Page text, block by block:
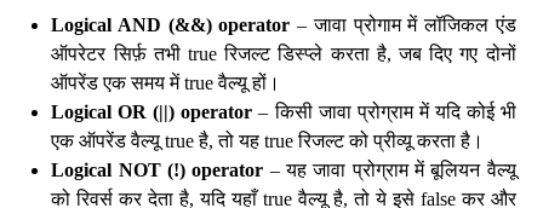
Logical AND (&&) operator – जावा प्रोगाम में लॉजिकल एंड
ऑपरेटर सिर्फ़ तभी true रिजल्ट डिस्प्ले करता है, जब दिए गए दोनों
ऑपरेंड एक समय में true वैल्यू हों।
Logical OR (||) operator – किसी जावा प्रोग्राम में यदि कोई भी
एक ऑपरेंड वैल्यू true है, तो यह true रिजल्ट को प्रीव्यू करता है।
Logical NOT (!) operator – यह जावा प्रोग्राम में बूलियन वैल्यू
को रिवर्स कर देता है, यदि यहाँ true वैल्यू है, तो ये इसे false कर और